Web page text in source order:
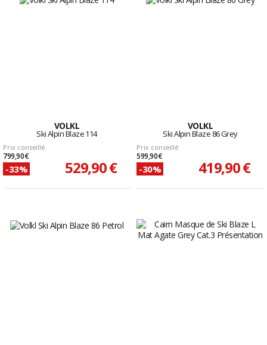
VOLKL
Ski Alpin Blaze 114
Prix conseillé
799,90 €
-33% 529,90 €
VOLKL
Ski Alpin Blaze 86 Grey
Prix conseillé
599,90 €
-30% 419,90 €